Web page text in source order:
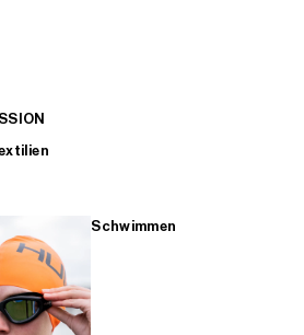
Schwimmen